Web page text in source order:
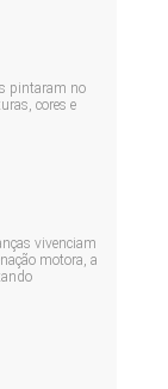
pintaram no
cores e
vivenciam
motora, a